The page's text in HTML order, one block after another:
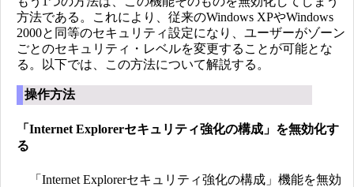
方法である。これにより、従来のWindows XPやWindows
2000と同等のセキュリティ設定になり、ユーザーがゾーン
ごとのセキュリティ・レベルを変更することが可能とな
る。以下では、この方法について解説する。
操作方法
「Internet Explorerセキュリティ強化の構成」を無効化す
る
「Internet Explorerセキュリティ強化の構成」機能を無効